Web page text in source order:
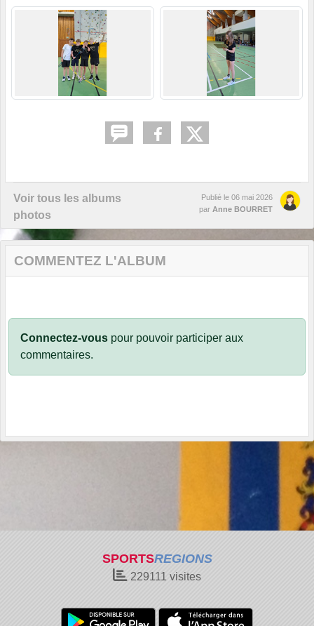
Voir tous les albums
photos
Publié le 06 mai 2026
par Anne BOURRET
COMMENTEZ L'ALBUM
Connectez-vous pour pouvoir participer aux
commentaires.
SPORTSREGIONS
229111 visites